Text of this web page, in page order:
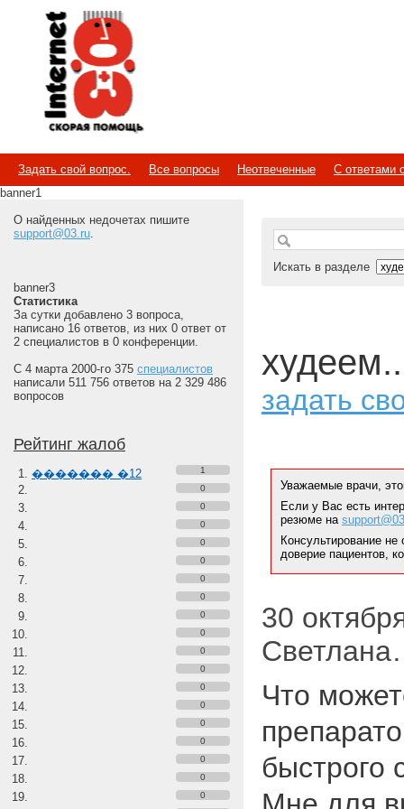
Internet
Скорая помощь
Задать свой вопрос. Все вопросы Неотвеченные
С ответами
banner1
О найденных недочетах пишите
support@03.ru.
banner3
Статистика
За сутки добавлено 3 вопроса,
написано 16 ответов, из них 0 ответ от
2 специалистов в 0 конференции.
С 4 марта 2000-го 375 специалистов
написали 511 756 ответов на 2 329 486
вопросов
Рейтинг жалоб
������� �12
1
0
0
0
0
0
0
0
0
0
0
0
0
0
0
0
0
0
0
Искать в разделе
задать
Уважаемые врачи,
Если у Вас есть
резюме на
Консультирование
доверие пациентов,
30
Что
быстрого